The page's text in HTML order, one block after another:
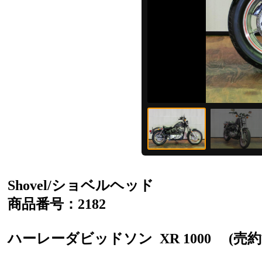
Shovel/ショベルヘッド
商品番号：2182
ハーレーダビッドソン XR 1000 (売